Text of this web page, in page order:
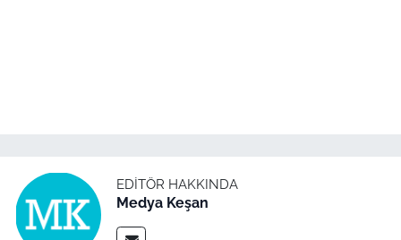
EDITÖR HAKKINDA
Medya Keşan